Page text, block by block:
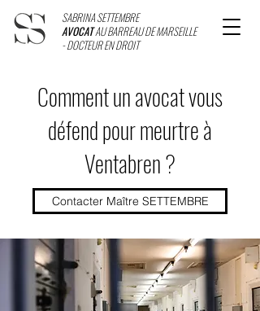
SABRINA SETTEMBRE
AVOCATAU BARREAU DE MARSEILLE
- DOCTEUR EN DROIT
Comment un avocat vous
défend pour meurtre à
Ventabren ?
Contacter Maître SETTEMBRE